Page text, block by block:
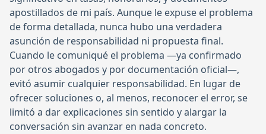
apostillados de mi país. Aunque le expuse el problema
de forma detallada, nunca hubo una verdadera
asunción de responsabilidad ni propuesta final.
Cuando le comuniqué el problema —ya confirmado
por otros abogados y por documentación oficial—,
evitó asumir cualquier responsabilidad. En lugar de
ofrecer soluciones o, al menos, reconocer el error, se
limitó a dar explicaciones sin sentido y alargar la
conversación sin avanzar en nada concreto.